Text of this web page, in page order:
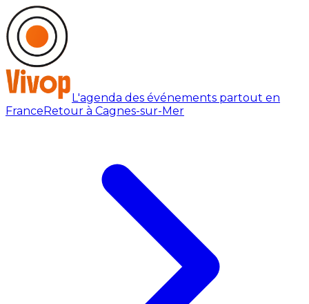
L'agenda des événements partout en
FranceRetour à Cagnes-sur-Mer